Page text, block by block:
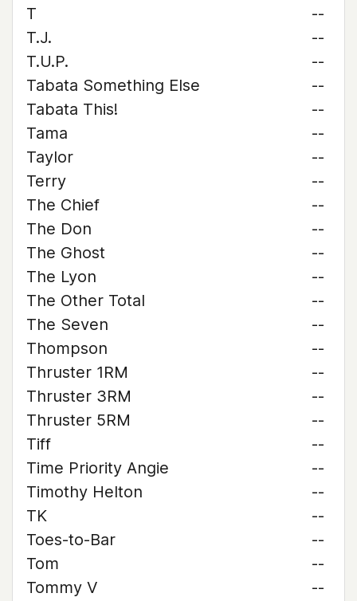
T
--
T.J.
--
T.U.P.
--
Tabata Something Else
--
Tabata This!
--
Tama
--
Taylor
--
Terry
--
The Chief
--
The Don
--
The Ghost
--
The Lyon
--
The Other Total
--
The Seven
--
Thompson
--
Thruster 1RM
--
Thruster 3RM
--
Thruster 5RM
--
Tiff
--
Time Priority Angie
--
Timothy Helton
--
TK
--
Toes-to-Bar
--
Tom
--
Tommy V
--